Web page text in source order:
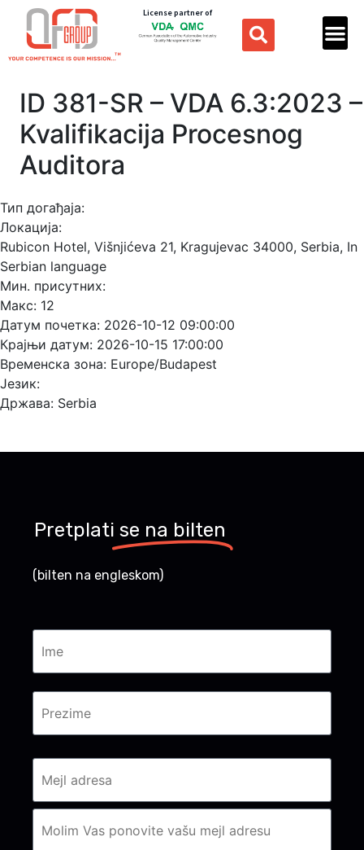
License partner of
ID 381-SR – VDA 6.3:2023 –
Kvalifikacija Procesnog
Auditora
Тип догађаја:
Локација:
Rubicon Hotel, Višnjićeva 21, Kragujevac 34000, Serbia, In
Serbian language
Мин. присутних:
Макс: 12
Датум почетка: 2026-10-12 09:00:00
Крајњи датум: 2026-10-15 17:00:00
Временска зона: Europe/Budapest
Језик:
Држава: Serbia
Pretplati se na bilten
(bilten na engleskom)